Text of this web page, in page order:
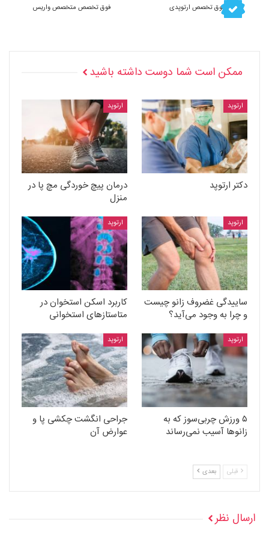
فوق تخصص ارتوپدی فوق تخصص متخصص واریس
ممکن است شما دوست داشته باشید
ارتوپد
دکتر ارتوپد
ارتوپد
درمان پیچ خوردگی مچ پا در
منزل
ارتوپد
ساییدگی غضروف زانو چیست
و چرا به وجود می‌آید؟
ارتوپد
کاربرد اسکن استخوان در
متاستازهای استخوانی
ارتوپد
۵ ورزش چربی‌سوز که به
زانوها آسیب نمی‌رساند
ارتوپد
جراحی انگشت چکشی پا و
عوارض آن
قبلی بعدی
ارسال نظر